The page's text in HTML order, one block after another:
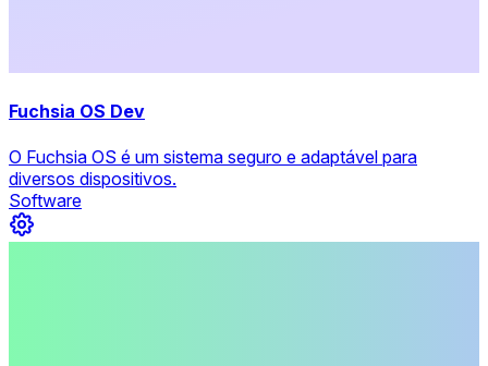
Fuchsia OS Dev
O Fuchsia OS é um sistema seguro e adaptável para
diversos dispositivos.
Software